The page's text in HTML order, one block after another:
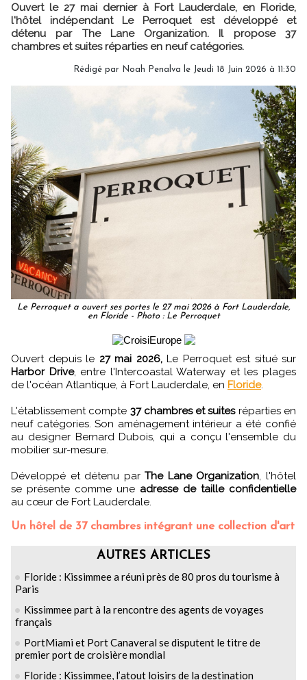
Ouvert le 27 mai dernier à Fort Lauderdale, en Floride,
l'hôtel indépendant Le Perroquet est développé et
détenu par The Lane Organization. Il propose 37
chambres et suites réparties en neuf catégories.
Rédigé par Noah Penalva le Jeudi 18 Juin 2026 à 11:30
Le Perroquet a ouvert ses portes le 27 mai 2026 à Fort Lauderdale,
en Floride - Photo : Le Perroquet
Ouvert depuis le 27 mai 2026,Le Perroquet est situé sur
Harbor Drive, entre l'Intercoastal Waterway et les plages
de l'océan Atlantique, à Fort Lauderdale, en Floride.
L'établissement compte 37 chambres et suitesréparties en
neuf catégories. Son aménagement intérieur a été confié
au designer Bernard Dubois, qui a conçu l'ensemble du
mobilier sur-mesure.
Développé et détenu parThe Lane Organization , l'hôtel
se présente comme une adresse de taille confidentielle
au cœur de Fort Lauderdale.
Un hôtel de 37 chambres intégrant une collection d'art
AUTRES ARTICLES
Floride : Kissimmee a réuni près de 80 pros du tourisme à
Paris
Kissimmee part à la rencontre des agents de voyages
français
PortMiami et Port Canaveral se disputent le titre de
premier port de croisière mondial
Floride : Kissimmee, l’atout loisirs de la destination